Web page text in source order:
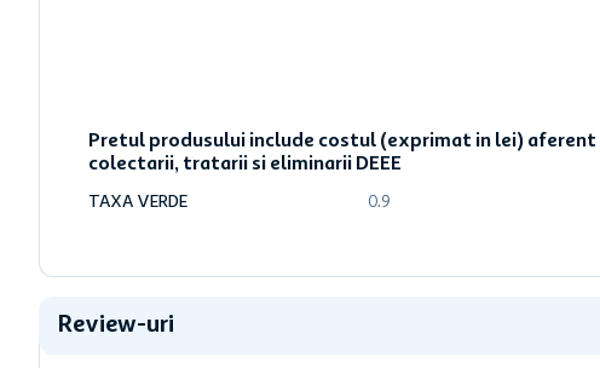
Pretul produsului include costul (exprimat in lei) aferent
colectarii, tratarii si eliminarii DEEE
TAXA VERDE 0.9
Review-uri